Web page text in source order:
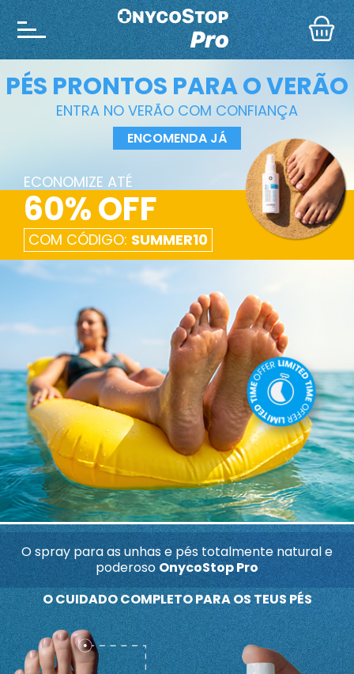
PÉS PRONTOS PARA O VERÃO
ENTRA NO VERÃO COM CONFIANÇA
ENCOMENDA JÁ
ECONOMIZE ATÉ
60% OFF
COM CÓDIGO: SUMMER10
O spray para as unhas e pés totalmente natural e
poderosoOnycoStop Pro
O CUIDADO COMPLETO PARA OS TEUS PÉS